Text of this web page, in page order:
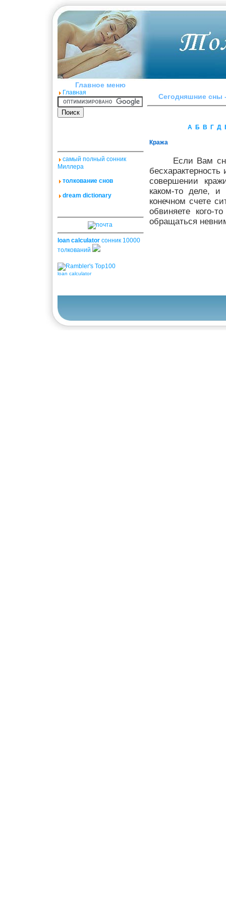
Главное меню
Главная
самый полный сонник
Миллера
толкование снов
dream dictionary
loan calculator сонник 10000
толкований
loan calculator
Сегодняшние сны
А Б В Г Д
Кража
Если Вам
совершении
каком-то деле,
конечном счете
обвиняете кого-
обращаться